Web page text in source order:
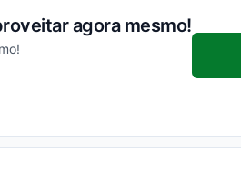
agora mesmo!